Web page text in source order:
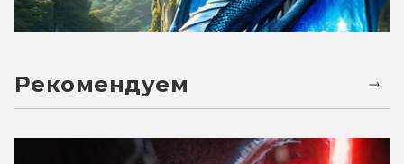
Рекомендуем